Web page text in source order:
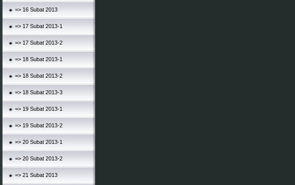
=> 16 Subat 2013
=> 17 Subat 2013-1
=> 17 Subat 2013-2
=> 18 Subat 2013-1
=> 18 Subat 2013-2
=> 18 Subat 2013-3
=> 19 Subat 2013-1
=> 19 Subat 2013-2
=> 20 Subat 2013-1
=> 20 Subat 2013-2
=> 21 Subat 2013